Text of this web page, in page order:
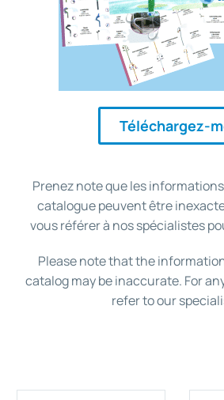
Téléchargez-
Prenez note que les
catalogue peuvent être
vous référer à nos spécialistes
Please note that the
catalog may be inaccurate. For
refer to our